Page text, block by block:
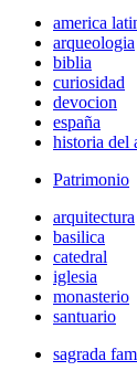
america
arqueologia
biblia
curiosidad
devocion
españa
historia del
Patrimonio
arquitectura
basilica
catedral
iglesia
monasterio
santuario
sagrada